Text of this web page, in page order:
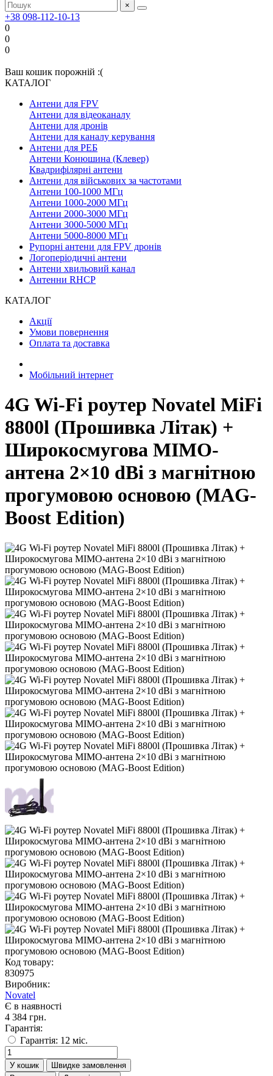
×
+38 098-112-10-13
0
0
0
Ваш кошик порожній :(
КАТАЛОГ
Антени для FPV
Антени для відеоканалу
Антени для дронів
Антени для каналу керування
Антени для РЕБ
Антени Конюшина (Клевер)
Квадрифілярні антени
Антени для військових за частотами
Антени 100-1000 МГц
Антени 1000-2000 МГц
Антени 2000-3000 МГц
Антени 3000-5000 МГц
Антени 5000-8000 МГц
Рупорні антени для FPV дронів
Логоперіодичні антени
Антени хвильовий канал
Антенни RHCP
КАТАЛОГ
Акції
Умови повернення
Оплата та доставка
Мобільний інтернет
4G Wi‑Fi роутер Novatel MiFi
8800l (Прошивка Літак) +
Широкосмугова MIMO-
антена 2×10 dBi з магнітною
прогумовою основою (MAG-
Boost Edition)
Код товару:
830975
Виробник:
Novatel
Є в наявності
4 384 грн.
Гарантія:
Гарантія: 12 міс.
У кошик
Швидке замовлення